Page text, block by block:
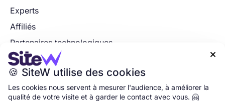
Experts
Affiliés
Partenaires technologiques
Postulez maintenant
Accueil• Gestion des cookies •Mentions légales• CGU

🍪 SiteW utilise des cookies
Les cookies nous servent à mesurer l'audience, à améliorer la
qualité de votre visite et à garder le contact avec vous. 🤗